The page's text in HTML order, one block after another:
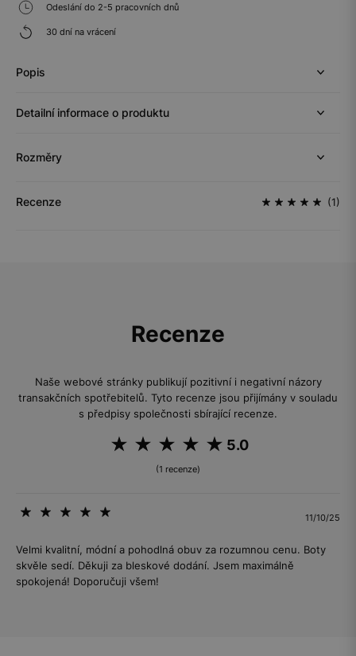
Odeslání do 2-5 pracovních dnů
30 dní na vrácení
Popis
Detailní informace o produktu
Rozměry
Recenze (1)
Recenze
Naše webové stránky publikují pozitivní i negativní názory
transakčních spotřebitelů. Tyto recenze jsou přijímány v souladu
s předpisy společnosti sbírající recenze.
5.0
(1 recenze)
11/10/25
Velmi kvalitní, módní a pohodlná obuv za rozumnou cenu. Boty
skvěle sedí. Děkuji za bleskové dodání. Jsem maximálně
spokojená! Doporučuji všem!